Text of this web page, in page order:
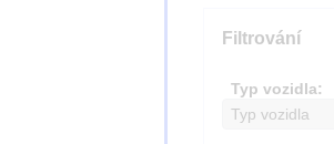
Filtrování
Typ vozidla: